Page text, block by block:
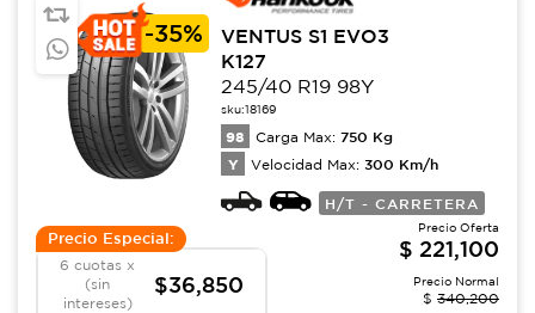
-35%
VENTUS S1 EVO3
K127
245/40 R19 98Y
sku:18169
98 Carga Max: 750 Kg
Y Velocidad Max: 300 Km/h
H/T - CARRETERA
Precio Especial:
6 cuotas x
(sin
intereses)
$36,850
Precio Oferta
$ 221,100
Precio Normal
$ 340,200